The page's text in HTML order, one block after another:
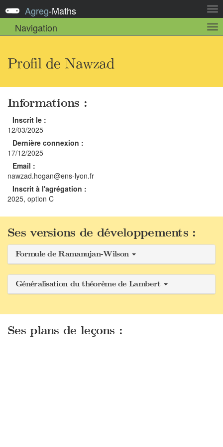
la
Agreg-Maths
Navigation
la
Profil de Nawzad
Informations :
Inscrit le :
12/03/2025
Dernière connexion :
17/12/2025
Email :
nawzad.hogan@ens-lyon.fr
Inscrit à l'agrégation :
2025, option C
Ses versions de développements :
Formule de Ramanujan-Wilson
Généralisation du théorème de Lambert
Ses plans de leçons :